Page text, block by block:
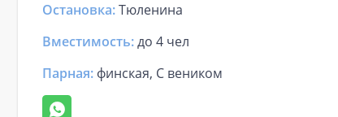
Остановка:Тюленина
Вместимость:до 4 чел
Парная: финская, С веником